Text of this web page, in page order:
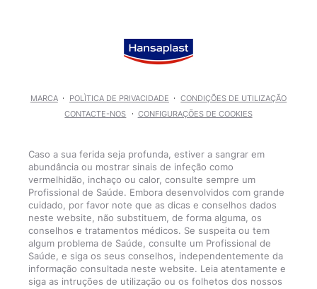
MARCA POLÌTICA DE PRIVACIDADE
CONDIÇÕES DE UTILIZAÇÃO
CONTACTE-NOS
CONFIGURAÇÕES DE COOKIES
Caso a sua ferida seja profunda, estiver a sangrar em
abundância ou mostrar sinais de infeção como
vermelhidão, inchaço ou calor, consulte sempre um
Profissional de Saúde. Embora desenvolvidos com grande
cuidado, por favor note que as dicas e conselhos dados
neste website, não substituem, de forma alguma, os
conselhos e tratamentos médicos. Se suspeita ou tem
algum problema de Saúde, consulte um Profissional de
Saúde, e siga os seus conselhos, independentemente da
informação consultada neste website. Leia atentamente e
siga as intruções de utilização ou os folhetos dos nossos